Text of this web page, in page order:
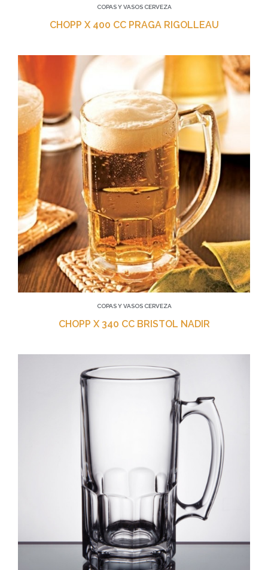
COPAS Y VASOS CERVEZA
CHOPP X 400 CC PRAGA RIGOLLEAU
COPAS Y VASOS CERVEZA
CHOPP X 340 CC BRISTOL NADIR